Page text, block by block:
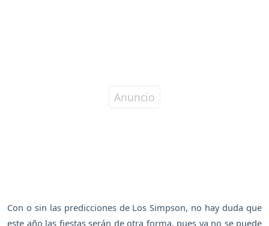
Con o sin las predicciones de Los Simpson, no hay duda que
este año las fiestas serán de otra forma, pues ya no se puede